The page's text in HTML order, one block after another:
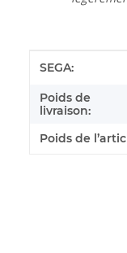
Détails de
Valeur
SEGA:
Poids de
livraison:
Poids de